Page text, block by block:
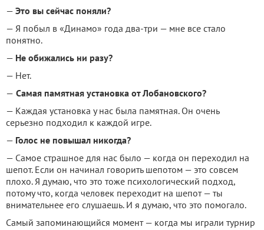
— Это вы сейчас поняли?
— Я побыл в «Динамо» года два-три — мне все стало
понятно.
— Не обижались ни разу?
— Нет.
— Самая памятная установка от Лобановского?
— Каждая установка у нас была памятная. Он очень
серьезно подходил к каждой игре.
— Голос не повышал никогда?
— Самое страшное для нас было — когда он переходил на
шепот. Если он начинал говорить шепотом — это совсем
плохо. Я думаю, что это тоже психологический подход,
потому что, когда человек переходит на шепот — ты
внимательнее его слушаешь. И я думаю, что это помогало.
Самый запоминающийся момент — когда мы играли турнир